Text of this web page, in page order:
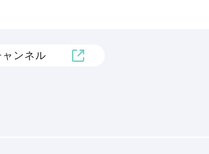
ャンネル